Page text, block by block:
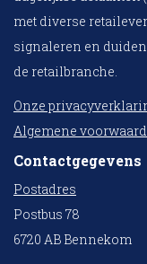
met diverse
signaleren en
de retailbranche.
Onze
Algemene
Contactgegevens
Postadres
Postbus 78
6720 AB Bennekom